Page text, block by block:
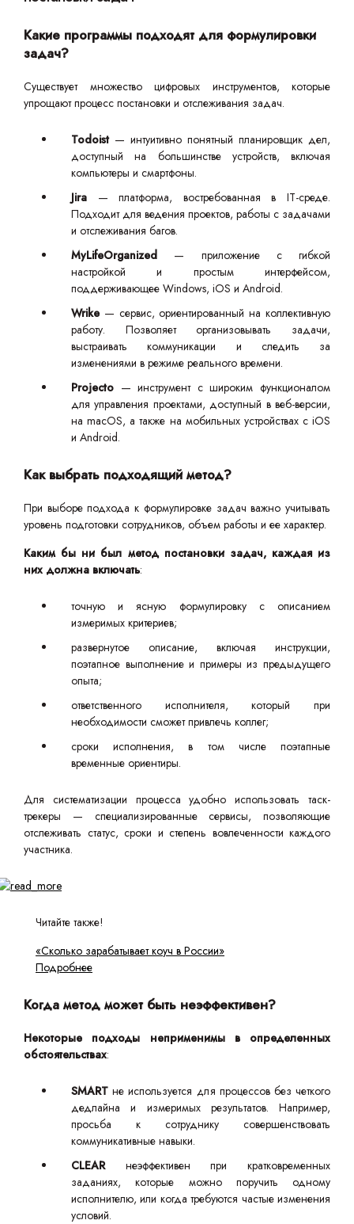
Какие программы подходят для формулировки
задач?
Существует множество цифровых инструментов, которые
упрощают процесс постановки и отслеживания задач.
Todoist— интуитивно понятный планировщик дел,
доступный на большинстве устройств, включая
компьютеры и смартфоны.
Jira — платформа, востребованная в IT-среде.
Подходит для ведения проектов, работы с задачами
и отслеживания багов.
MyLifeOrganized — приложение с гибкой
настройкой и простым интерфейсом,
поддерживающее Windows, iOS и Android.
Wrike — сервис, ориентированный на коллективную
работу. Позволяет организовывать задачи,
выстраивать коммуникации и следить за
изменениями в режиме реального времени.
Projecto — инструмент с широким функционалом
для управления проектами, доступный в веб-версии,
на macOS, а также на мобильных устройствах с iOS
и Android.
Как выбрать подходящий метод?
При выборе подхода к формулировке задач важно учитывать
уровень подготовки сотрудников, объем работы и ее характер.
Каким бы ни был метод постановки задач, каждая из
них должна включать:
точную и ясную формулировку с описанием
измеримых критериев;
развернутое описание, включая инструкции,
поэтапное выполнение и примеры из предыдущего
опыта;
ответственного исполнителя, который при
необходимости сможет привлечь коллег;
сроки исполнения, в том числе поэтапные
временные ориентиры.
Для систематизации процесса удобно использовать таск-
трекеры — специализированные сервисы, позволяющие
отслеживать статус, сроки и степень вовлеченности каждого
участника.
Читайте также!
«Сколько зарабатывает коуч в России»
Подробнее
Когда метод может быть неэффективен?
Некоторые подходы неприменимы в определенных
обстоятельствах:
SMART не используется для процессов без четкого
дедлайна и измеримых результатов. Например,
просьба к сотруднику совершенствовать
коммуникативные навыки.
CLEARнеэффективен при кратковременных
заданиях, которые можно поручить одному
исполнителю, или когда требуются частые изменения
условий.